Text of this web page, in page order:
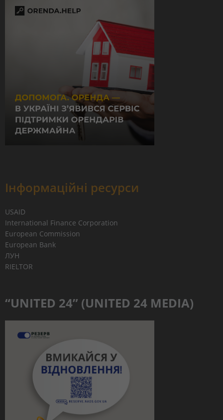
Інформаційні ресурси
USAID
International Finance Corporation
European Commission
European Bank
ЛУН
RIELTOR
“UNITED 24” (UNITED 24 MEDIA)